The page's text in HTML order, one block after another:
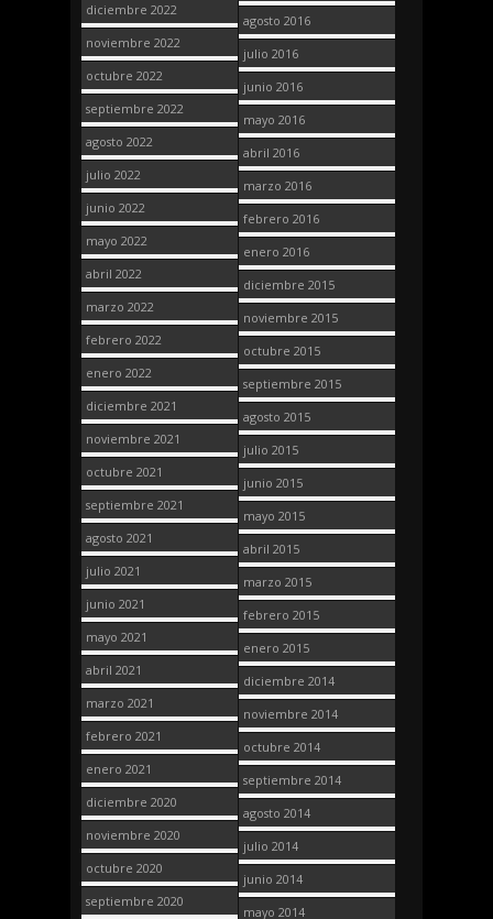
diciembre 2022
noviembre 2022
octubre 2022
septiembre 2022
agosto 2022
julio 2022
junio 2022
mayo 2022
abril 2022
marzo 2022
febrero 2022
enero 2022
diciembre 2021
noviembre 2021
octubre 2021
septiembre 2021
agosto 2021
julio 2021
junio 2021
mayo 2021
abril 2021
marzo 2021
febrero 2021
enero 2021
diciembre 2020
noviembre 2020
octubre 2020
septiembre 2020
agosto 2016
julio 2016
junio 2016
mayo 2016
abril 2016
marzo 2016
febrero 2016
enero 2016
diciembre 2015
noviembre 2015
octubre 2015
septiembre 2015
agosto 2015
julio 2015
junio 2015
mayo 2015
abril 2015
marzo 2015
febrero 2015
enero 2015
diciembre 2014
noviembre 2014
octubre 2014
septiembre 2014
agosto 2014
julio 2014
junio 2014
mayo 2014